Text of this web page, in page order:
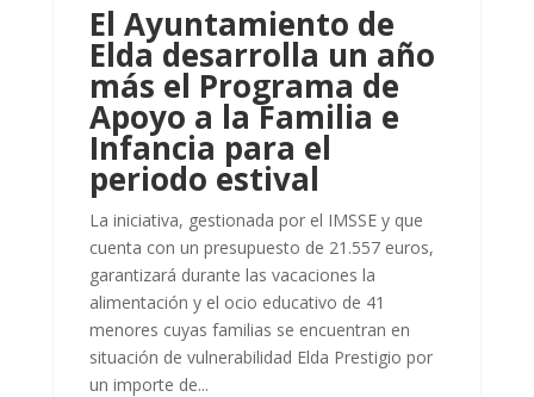
El Ayuntamiento de
Elda desarrolla un año
más el Programa de
Apoyo a la Familia e
Infancia para el
periodo estival
La iniciativa, gestionada por el IMSSE y que
cuenta con un presupuesto de 21.557 euros,
garantizará durante las vacaciones la
alimentación y el ocio educativo de 41
menores cuyas familias se encuentran en
situación de vulnerabilidad Elda Prestigio por
un importe de...